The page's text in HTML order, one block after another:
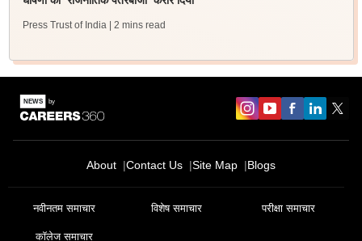
Press Trust of India | 2 mins read
About Contact Us Site Map Blogs
नवीनतम समाचार विशेष समाचार परीक्षा समाचार
कॉलेज समाचार